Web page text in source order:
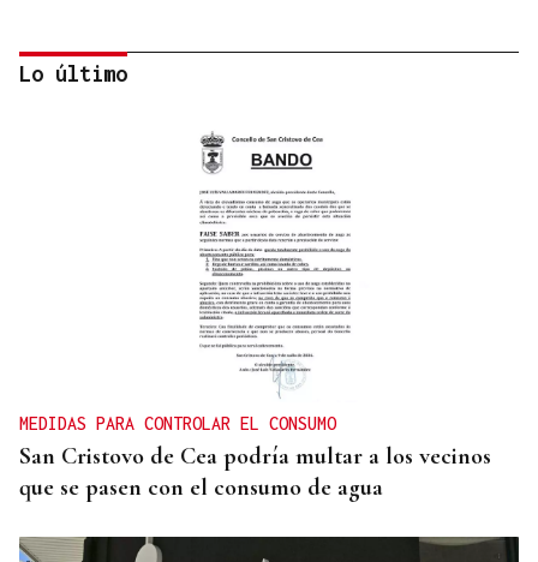
Documento | El comunicado íntegro de los
concejales que rechazan la fusión fusión de
Carballeda de Avia y Ribadavia
Lo último
MEDIDAS PARA CONTROLAR EL CONSUMO
San Cristovo de Cea podría multar a los vecinos
que se pasen con el consumo de agua